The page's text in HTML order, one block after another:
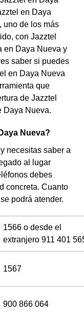
en Daya
uno de los más
con Jazztel
en Daya Nueva y
saber si puedes
en Daya Nueva
que
de Jazztel
Daya Nueva.
Nueva?
necesitas saber a
al lugar
debes
concreta. Cuanto
podrá atender.
1566 o desde el
extranjero 911 401
1567
900 866 064